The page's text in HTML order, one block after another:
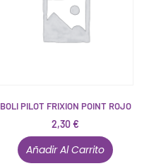
BOLI PILOT FRIXION POINT ROJO
2,30€
Añadir Al Carrito